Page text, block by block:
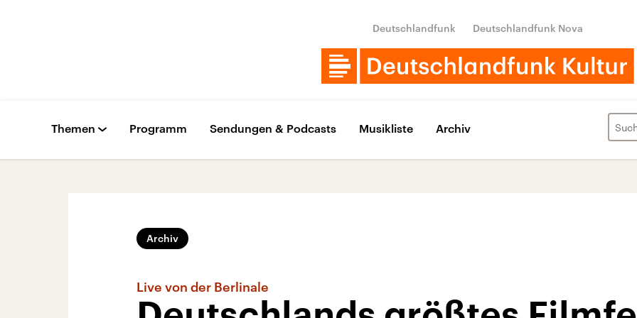
Deutschlandfunk Deutschlandfunk Nova
Themen Programm Sendungen & Podcasts Musikliste Archiv
Archiv
Live von der Berlinale